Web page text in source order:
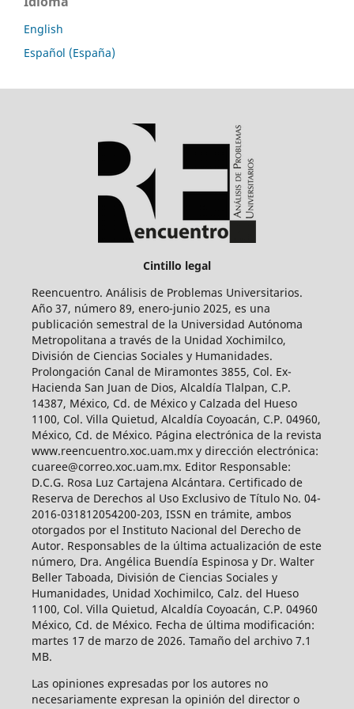
English
Español (España)
Cintillo legal
Reencuentro. Análisis de Problemas Universitarios.
Año 37, número 89, enero-junio 2025, es una
publicación semestral de la Universidad Autónoma
Metropolitana a través de la Unidad Xochimilco,
División de Ciencias Sociales y Humanidades.
Prolongación Canal de Miramontes 3855, Col. Ex-
Hacienda San Juan de Dios, Alcaldía Tlalpan, C.P.
14387, México, Cd. de México y Calzada del Hueso
1100, Col. Villa Quietud, Alcaldía Coyoacán, C.P. 04960,
México, Cd. de México. Página electrónica de la revista
www.reencuentro.xoc.uam.mx y dirección electrónica:
cuaree@correo.xoc.uam.mx. Editor Responsable:
D.C.G. Rosa Luz Cartajena Alcántara. Certificado de
Reserva de Derechos al Uso Exclusivo de Título No. 04-
2016-031812054200-203, ISSN en trámite, ambos
otorgados por el Instituto Nacional del Derecho de
Autor. Responsables de la última actualización de este
número, Dra. Angélica Buendía Espinosa y Dr. Walter
Beller Taboada, División de Ciencias Sociales y
Humanidades, Unidad Xochimilco, Calz. del Hueso
1100, Col. Villa Quietud, Alcaldía Coyoacán, C.P. 04960
México, Cd. de México. Fecha de última modificación:
martes 17 de marzo de 2026. Tamaño del archivo 7.1
MB.
Las opiniones expresadas por los autores no
necesariamente expresan la opinión del director o